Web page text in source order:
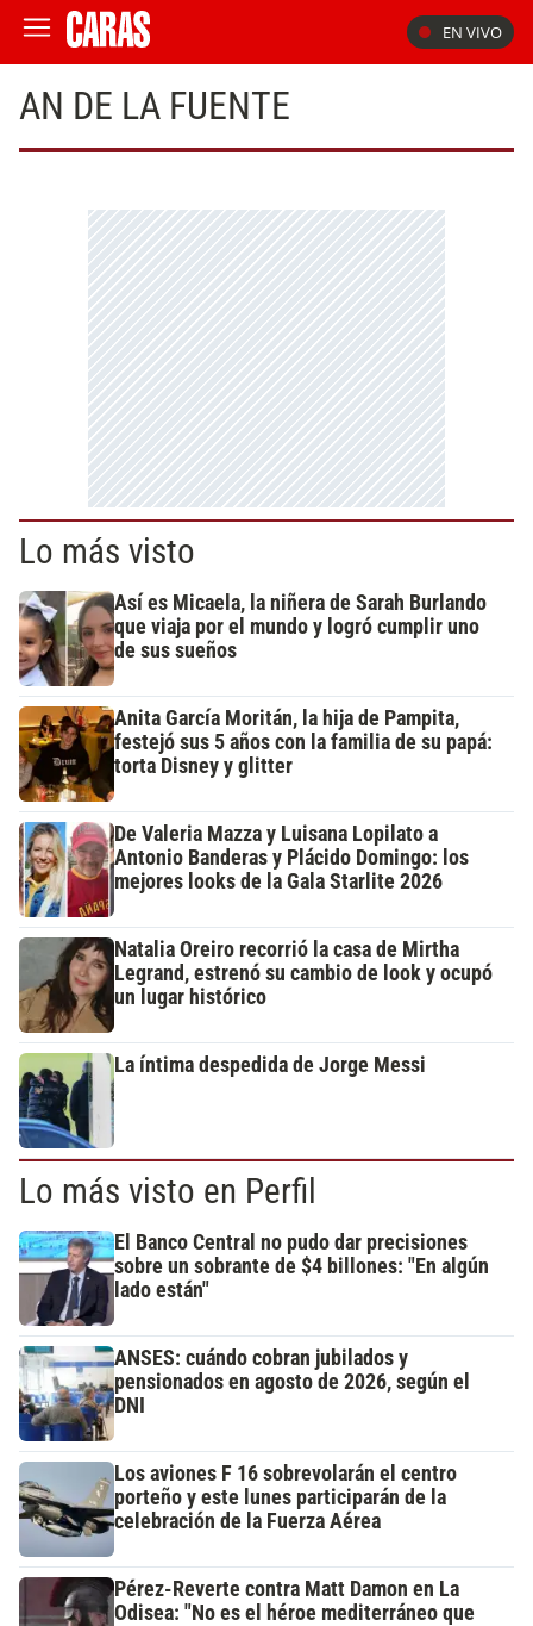
EN VIVO
AN DE LA FUENTE
Lo más visto
Así es Micaela, la niñera de Sarah Burlando
que viaja por el mundo y logró cumplir uno
de sus sueños
Anita García Moritán, la hija de Pampita,
festejó sus 5 años con la familia de su papá:
torta Disney y glitter
De Valeria Mazza y Luisana Lopilato a
Antonio Banderas y Plácido Domingo: los
mejores looks de la Gala Starlite 2026
Natalia Oreiro recorrió la casa de Mirtha
Legrand, estrenó su cambio de look y ocupó
un lugar histórico
La íntima despedida de Jorge Messi
Lo más visto en Perfil
El Banco Central no pudo dar precisiones
sobre un sobrante de $4 billones: "En algún
lado están"
ANSES: cuándo cobran jubilados y
pensionados en agosto de 2026, según el
DNI
Los aviones F 16 sobrevolarán el centro
porteño y este lunes participarán de la
celebración de la Fuerza Aérea
Pérez-Reverte contra Matt Damon en La
Odisea: "No es el héroe mediterráneo que